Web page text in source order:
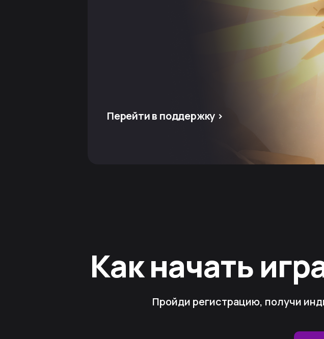
Перейти в поддержку >
Как начать
Пройди регистрацию, получи